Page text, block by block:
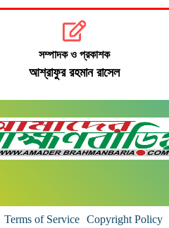
সম্পাদক ও প্রকাশক
আশ্রাফুর রহমান রাসেল
Terms of Service Copyright Policy